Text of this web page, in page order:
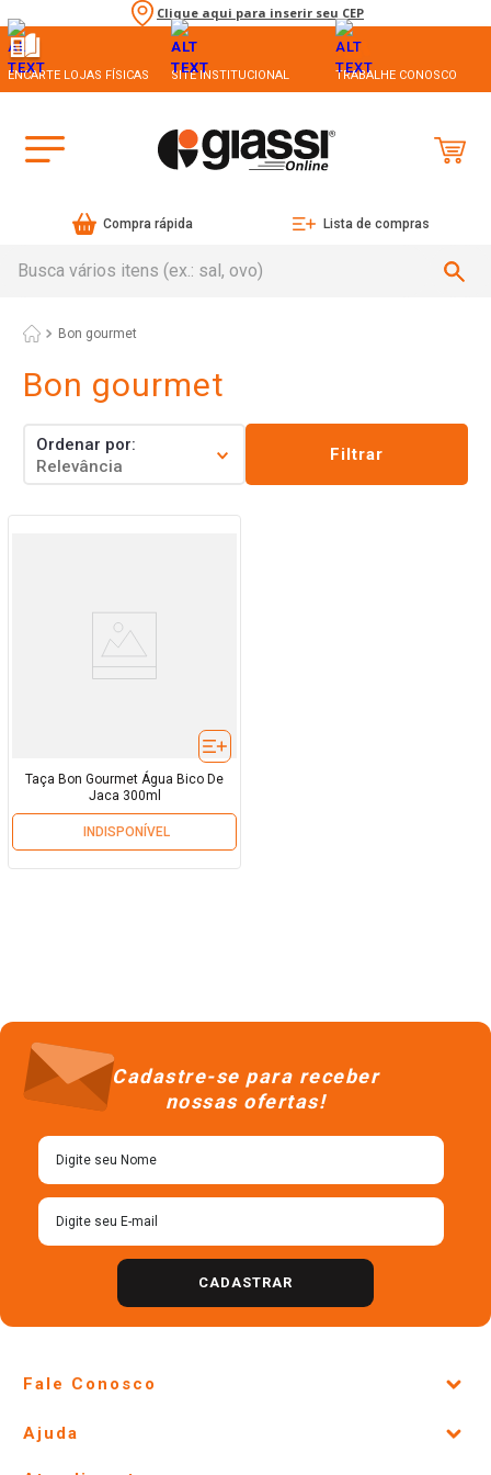
Clique aqui para inserir seu CEP
ENCARTE LOJAS FÍSICAS SITE INSTITUCIONAL TRABALHE CONOSCO
Compra rápida Lista de compras
Bon gourmet
Bon gourmet
Ordenar por
Relevância
Filtrar
Taça Bon Gourmet Água Bico De
Jaca 300ml
INDISPONÍVEL
Cadastre-se para receber
nossas ofertas!
CADASTRAR
Fale Conosco
Lojas Físicas e Horários
Ajuda